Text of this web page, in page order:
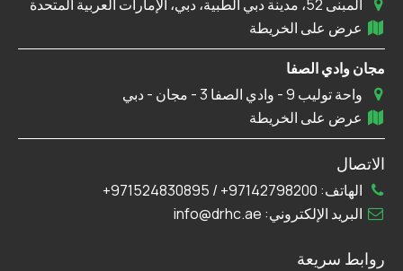
روابط سريعة
المبنى 52، مدينة دبي الطبية، دبي، الإمارات العربية المتحدة
عرض على الخريطة
مجان وادي الصفا
واحة توليب 9 - وادي الصفا 3 - مجان - دبي
عرض على الخريطة
الاتصال
الهاتف: 97142798200+
/
971524830895+
البريد الإلكتروني: info@drhc.ae